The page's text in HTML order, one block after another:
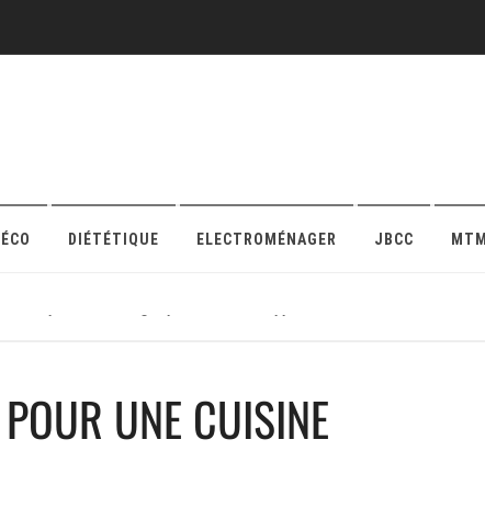
DIÉTÉTIQUE ELECTROMÉNAGER JBCC MTM
sa protection en ligne pour maison ou appartement
UNE CUISINE